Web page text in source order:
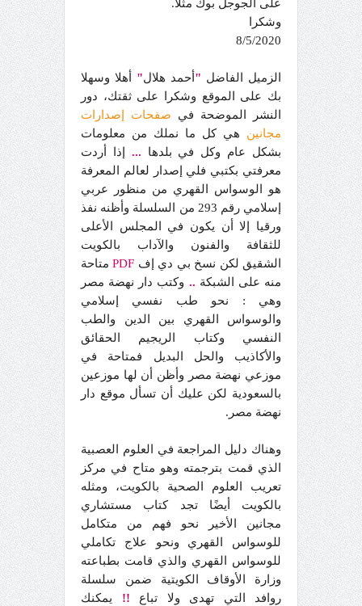
على الجوجل بوك مثلا.
وشكرا
8/5/2020
الزميل الفاضل " أحمد هلال" أهلا وسهلا
بك على الموقع وشكرا على ثقتك، دور
النشر الموضحة في صفحات إصدارات
مجانين هي كل ما نملك من معلومات
بشكل عام وكل في بلدها ... إذا أردت
معرفتي بكتبي فلي إصدار لعالم المعرفة
هو الوسواس القهري من منظور عربي
إسلامي رقم 293 من السلسلة وأظنه نفذ
ورقيا إلا أن يكون في المجلس الأعلى
للثقافة والفنون والآداب بالكويت
الشقيق لكن نسخ بي دي إف PDFمتاحة
منه على الشبكة .. وكتب دار نهضة مصر
وهي : نحو طب نفسي إسلامي
والوسواس القهري بين الدين والطب
النفسي وكتاب الريجيم الحقائق
والأكاذيب والحل البديل فمتاحة في
موزعي نهضة مصر وأظن أن لها موزعين
بالسعودية لكن عليك أن تسأل موقع دار
نهضة مصر.
وهناك دليل المراجعة في العلوم العصبية
الذي قمت بترجمته وهو متاح في مركز
تعريب العلوم الصحية بالكويت، ومثله
بالكويت أيضًا تجد كتاب مستشاري
مجانين الأخير نحو فهم من متكامل
للوسواس القهري ونحو علاج تكاملي
للوسواس القهري والذي قامت بطباعته
وزارة الأوقاف الكويتية ضمن سلسلة
روافد التي تهدى ولا تباع !! يمكنك